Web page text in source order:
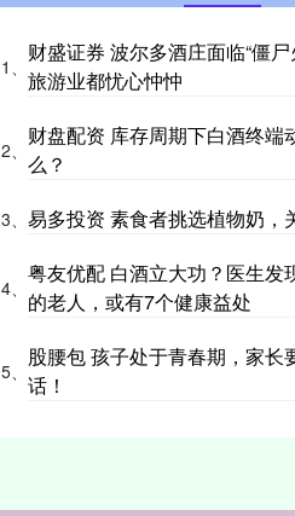
1、
财盛证券 波尔多酒庄面临“僵
旅游业都忧心忡忡
2、
财盘配资 库存周期下白酒终端
么？
3、 易多投资 素食者挑选植物奶，
4、
粤友优配 白酒立大功？医生发
的老人，或有7个健康益处
5、
股腰包 孩子处于青春期，家长
话！